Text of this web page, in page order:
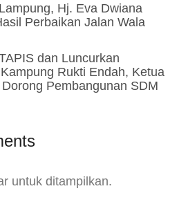
Hj. Eva Dwiana
Perbaikan Jalan Wala
dan Luncurkan
Rukti Endah, Ketua
Pembangunan SDM
untuk ditampilkan.